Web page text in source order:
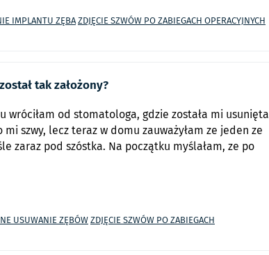
IMPLANTU ZĘBAZDJĘCIE SZWÓW PO ZABIEGACH OPERACYJNYCH
tak założony?
wróciłam od stomatologa, gdzie została mi usunięta
szwy, lecz teraz w domu zauważyłam ze jeden ze
zaraz pod szóstka. Na początku myślałam, ze po
USUWANIE ZĘBÓWZDJĘCIE SZWÓW PO ZABIEGACH